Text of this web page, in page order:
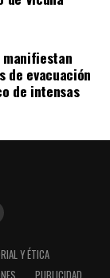
manifiestan
de evacuación
de intensas
Y ÉTICA